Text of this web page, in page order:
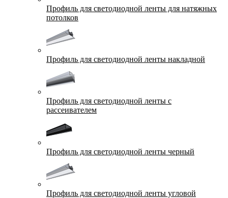
Профиль для светодиодной ленты для натяжных
потолков
Профиль для светодиодной ленты накладной
Профиль для светодиодной ленты с
рассеивателем
Профиль для светодиодной ленты черный
Профиль для светодиодной ленты угловой